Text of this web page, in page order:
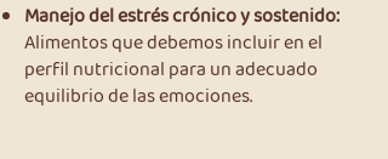
Manejo del estrés crónico y sostenido:
Alimentos que debemos incluir en el
perfil nutricional para un adecuado
equilibrio de las emociones.